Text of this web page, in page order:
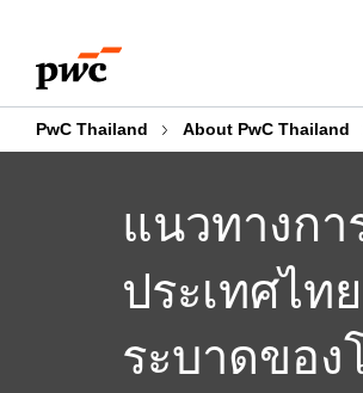
content
footer
PwC Thailand About PwC Thailand
แนวทางกา
ประเทศไ
ระบาดของ